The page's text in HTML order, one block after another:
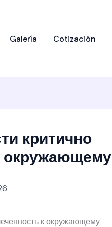
Galería Cotización
критично
окружающему
к окружающему